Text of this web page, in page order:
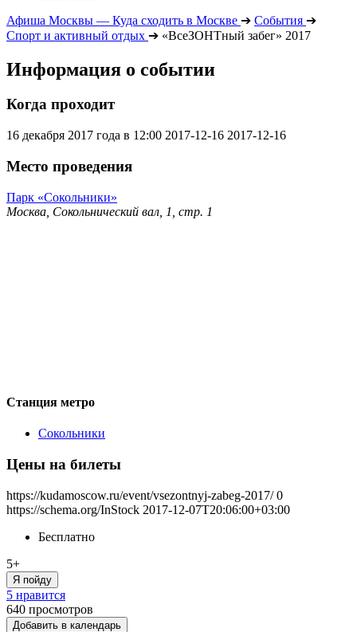
Афиша Москвы — Куда сходить в Москве ➔ События ➔
Спорт и активный отдых ➔ «ВсеЗОНТный забег» 2017
Информация о событии
Когда проходит
16 декабря 2017 года в 12:00 2017-12-16 2017-12-16
Место проведения
Парк «Сокольники»
Москва, Сокольнический вал, 1, стр. 1
Станция метро
Сокольники
Цены на билеты
https://kudamoscow.ru/event/vsezontnyj-zabeg-2017/ 0
https://schema.org/InStock 2017-12-07T20:06:00+03:00
Бесплатно
5+
Я пойду
5 нравится
640 просмотров
Добавить в календарь